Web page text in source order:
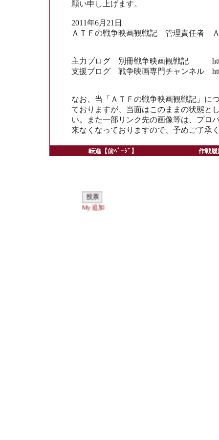
願い申し上げます。
2011年6月21日
ＡＴＦの戦争映画観戦記 管理責任者
主力ブログ 別冊戦争映画観戦記 http://
支援ブログ 戦争映画専門チャンネル
なお、当「ＡＴＦの戦争映画観戦記」に
ておりますが、当面はこのままの状態と
い。また一部リンク先の画像等は、プロ
来なくなっておりますので、予めご了承
転進【前ﾍﾟｰｼﾞ】 作戦履
My追加